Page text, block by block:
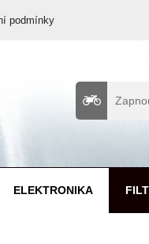
podmínky
ELEKTRONIKA